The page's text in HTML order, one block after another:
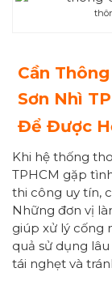
Cần
Sơn Nhì
Để Được
Khi hệ thống
TPHCM gặp
thi công uy tín,
Những đơn vị
giúp xử lý cống
quả sử dụng
tái nghẹt và